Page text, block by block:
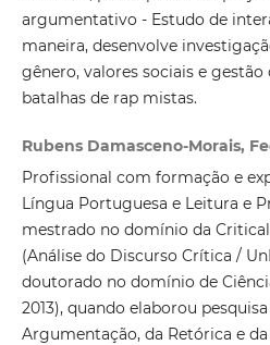
argumentativo - Estudo de
maneira, desenvolve
gênero, valores sociais e
batalhas de rap mistas.
Rubens Damasceno-Morais,
Profissional com formação e
Língua Portuguesa e Leitura e
mestrado no domínio da
(Análise do Discurso Crítica /
doutorado no domínio de
2013), quando elaborou
Argumentação, da Retórica e